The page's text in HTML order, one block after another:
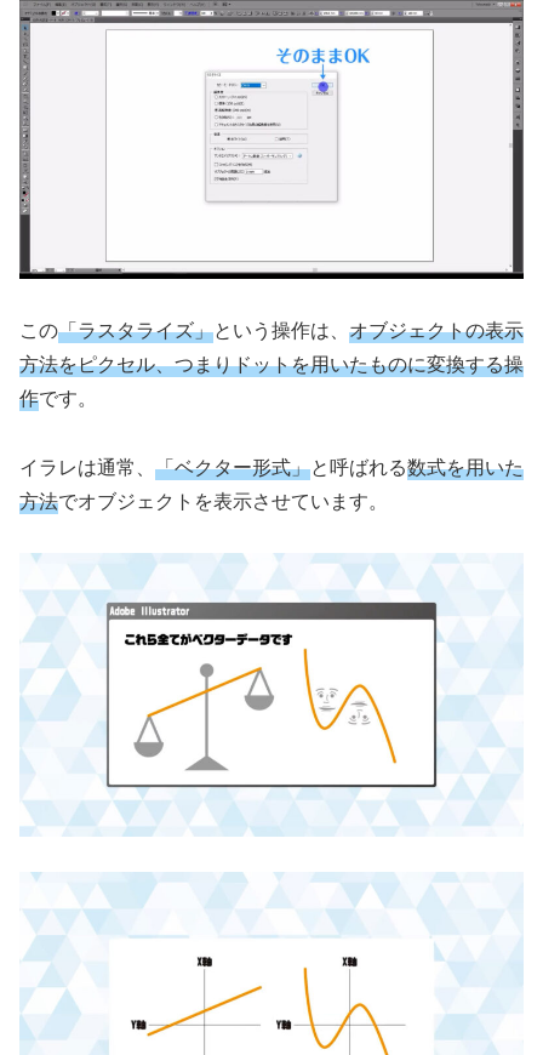
この「ラスタライズ」という操作は、 オブジェクトの表示
方法をピクセル、つまりドットを用いたものに変換する操
作です。
イラレは通常、 「ベクター形式」と呼ばれる数式を用いた
方法でオブジェクトを表示させています。